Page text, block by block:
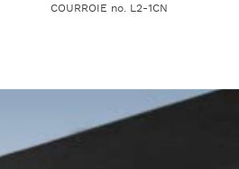
COURROIE no. L2-1CN